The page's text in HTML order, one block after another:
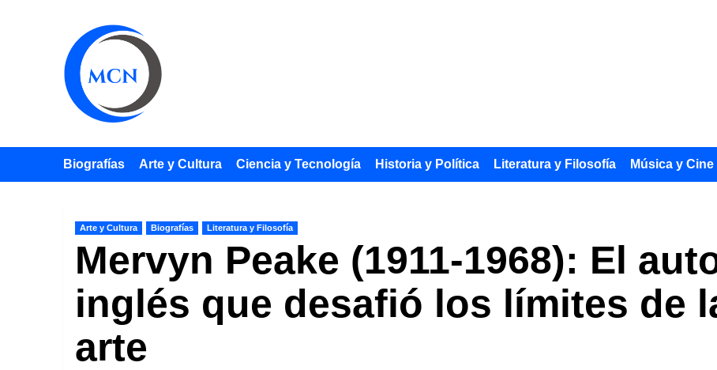
Biografías Arte y Cultura Ciencia y Tecnología Historia y Política Literatura y Filosofía Música y Cine
Arte y Cultura Biografías Literatura y Filosofía
Mervyn Peake (1911-1968): El
inglés que desafió los límites de
arte